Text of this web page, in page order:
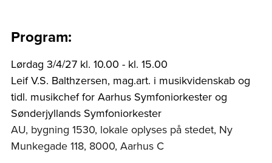
Program:
Lørdag 3/4/27 kl. 10.00 - kl. 15.00
Leif V.S. Balthzersen, mag.art. i musikvidenskab og
tidl. musikchef for Aarhus Symfoniorkester og
Sønderjyllands Symfoniorkester
AU, bygning 1530, lokale oplyses på stedet, Ny
Munkegade 118, 8000, Aarhus C